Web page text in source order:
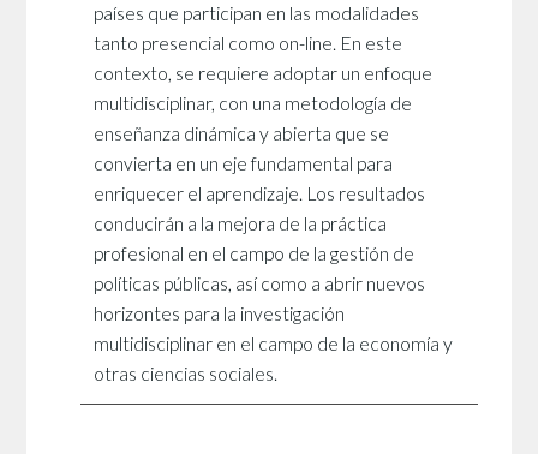
países que participan en las modalidades
tanto presencial como on-line. En este
contexto, se requiere adoptar un enfoque
multidisciplinar, con una metodología de
enseñanza dinámica y abierta que se
convierta en un eje fundamental para
enriquecer el aprendizaje. Los resultados
conducirán a la mejora de la práctica
profesional en el campo de la gestión de
políticas públicas, así como a abrir nuevos
horizontes para la investigación
multidisciplinar en el campo de la economía y
otras ciencias sociales.